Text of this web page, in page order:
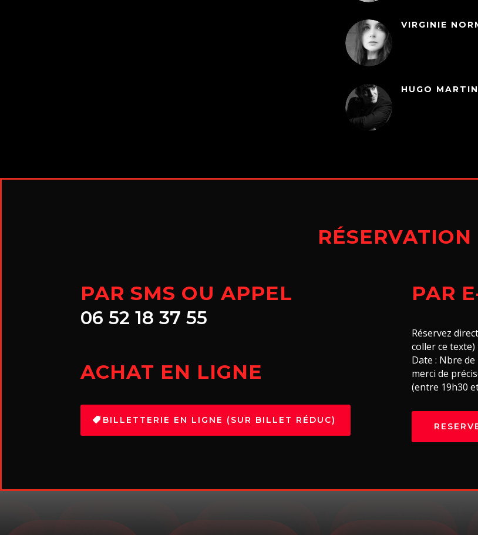
VIRGINIE
HUGO MARTIN
RÉSERVATION
PAR SMS OU APPEL
06 52 18 37 55
ACHAT EN LIGNE
BILLETTERIE EN LIGNE (SUR BILLET RÉDUC)
PAR
Réservez
coller ce texte)
Date : Nbre
merci de
(entre 19h30